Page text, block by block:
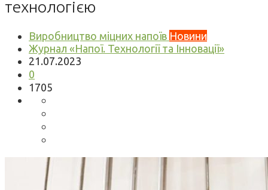
технологією
Виробництво міцних напоїв Новини
Журнал «Напої. Технології та Інновації»
21.07.2023
0
1705